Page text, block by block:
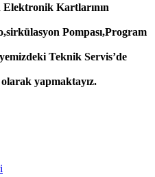
Kartlarının
Pompası,Program
Teknik Servis’de
yapmaktayız.